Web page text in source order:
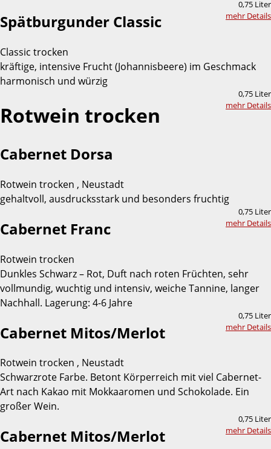
0,75 Liter
mehr Details
Spätburgunder Classic
Classic trocken
kräftige, intensive Frucht (Johannisbeere) im Geschmack
harmonisch und würzig
0,75 Liter
mehr Details
Rotwein trocken
Cabernet Dorsa
Rotwein trocken , Neustadt
gehaltvoll, ausdrucksstark und besonders fruchtig
0,75 Liter
mehr Details
Cabernet Franc
Rotwein trocken
Dunkles Schwarz – Rot, Duft nach roten Früchten, sehr
vollmundig, wuchtig und intensiv, weiche Tannine, langer
Nachhall. Lagerung: 4-6 Jahre
0,75 Liter
mehr Details
Cabernet Mitos/Merlot
Rotwein trocken , Neustadt
Schwarzrote Farbe. Betont Körperreich mit viel Cabernet-
Art nach Kakao mit Mokkaaromen und Schokolade. Ein
großer Wein.
0,75 Liter
mehr Details
Cabernet Mitos/Merlot